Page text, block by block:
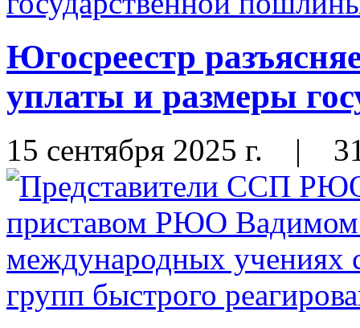
Югосреестр
уплаты и размеры
15 сентября 2025 г. |